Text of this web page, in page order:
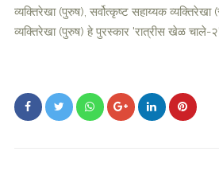
व्यक्तिरेखा (पुरुष), सर्वोत्कृष्ट सहाय्यक व्यक्तिरेखा
व्यक्तिरेखा (पुरुष) हे पुरस्कार 'रात्रीस खेळ चाले-